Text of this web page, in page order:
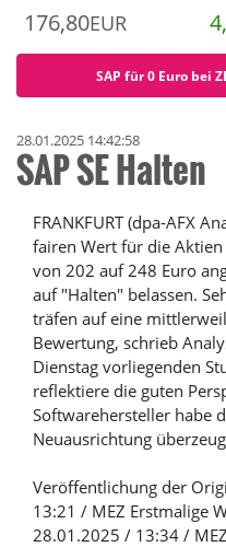
176,80EUR
SAP für 0 Euro bei
28.01.2025 14:42:58
SAP SE Halten
FRANKFURT (dpa-AFX
fairen Wert für die Aktien
von 202 auf 248 Euro
auf "Halten" belassen.
träfen auf eine
Bewertung, schrieb
Dienstag vorliegenden
reflektiere die guten
Softwarehersteller habe
Neuausrichtung
Veröffentlichung der
13:21 / MEZ Erstmalige
28.01.2025 / 13:34 / MEZ